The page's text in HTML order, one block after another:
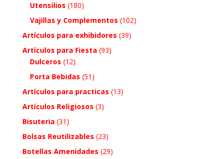
Utensilios (180)
Vajillas y Complementos (102)
Artículos para exhibidores (39)
Artículos para Fiesta (93)
Dulceros (12)
Porta Bebidas (51)
Artículos para practicas (13)
Artículos Religiosos (3)
Bisuteria (31)
Bolsas Reutilizables (23)
Botellas Amenidades (29)